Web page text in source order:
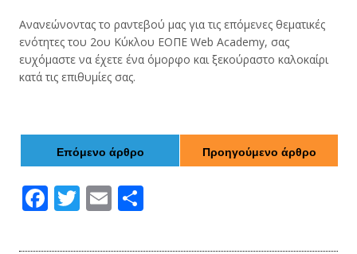
Ανανεώνοντας το ραντεβού μας για τις επόμενες θεματικές
ενότητες του 2ου Κύκλου ΕΟΠΕ Web Academy, σας
ευχόμαστε να έχετε ένα όμορφο και ξεκούραστο καλοκαίρι
κατά τις επιθυμίες σας.
Προηγούμενο άρθρο
Επόμενο άρθρο
F T E